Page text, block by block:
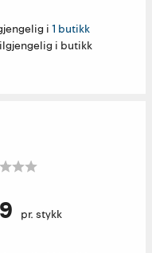
i 1 butikk
i butikk
pr. stykk